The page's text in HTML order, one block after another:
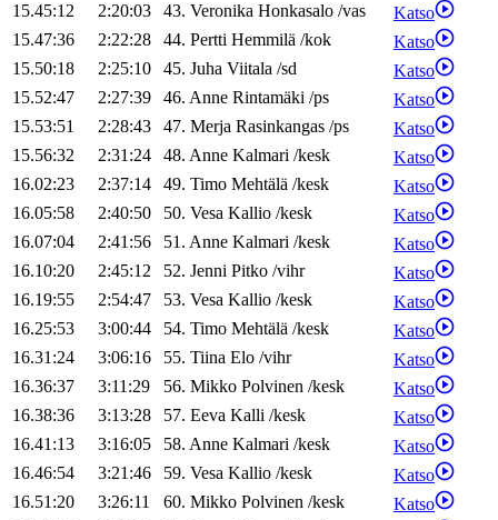
15.45:12
2:20:03 43. Veronika Honkasalo /vas
Katso
15.47:36
2:22:28 44. Pertti Hemmilä /kok
Katso
15.50:18
2:25:10 45. Juha Viitala /sd
Katso
15.52:47
2:27:39 46. Anne Rintamäki /ps
Katso
15.53:51
2:28:43 47. Merja Rasinkangas /ps
Katso
15.56:32
2:31:24 48. Anne Kalmari /kesk
Katso
16.02:23
2:37:14 49. Timo Mehtälä /kesk
Katso
16.05:58
2:40:50 50. Vesa Kallio /kesk
Katso
16.07:04
2:41:56 51. Anne Kalmari /kesk
Katso
16.10:20
2:45:12 52. Jenni Pitko /vihr
Katso
16.19:55
2:54:47 53. Vesa Kallio /kesk
Katso
16.25:53
3:00:44 54. Timo Mehtälä /kesk
Katso
16.31:24
3:06:16 55. Tiina Elo /vihr
Katso
16.36:37
3:11:29 56. Mikko Polvinen /kesk
Katso
16.38:36
3:13:28 57. Eeva Kalli /kesk
Katso
16.41:13
3:16:05 58. Anne Kalmari /kesk
Katso
16.46:54
3:21:46 59. Vesa Kallio /kesk
Katso
16.51:20
3:26:11 60. Mikko Polvinen /kesk
Katso